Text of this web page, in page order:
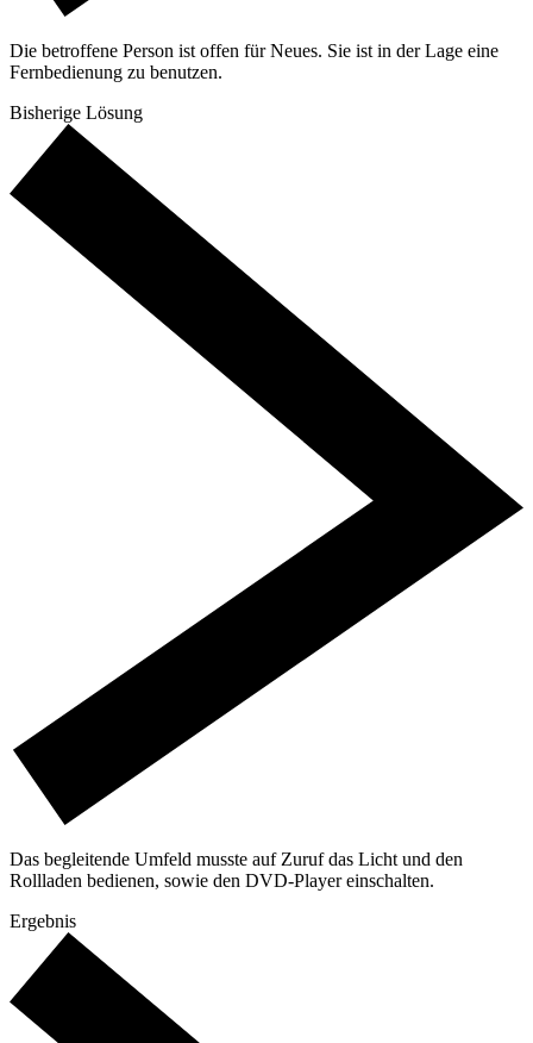
Die betroffene Person ist offen für Neues. Sie ist in der Lage eine
Fernbedienung zu benutzen.
Bisherige Lösung
Das begleitende Umfeld musste auf Zuruf das Licht und den
Rollladen bedienen, sowie den DVD-Player einschalten.
Ergebnis